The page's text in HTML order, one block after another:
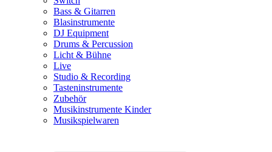
Bass & Gitarren
Blasinstrumente
DJ Equipment
Drums & Percussion
Licht & Bühne
Live
Studio & Recording
Tasteninstrumente
Zubehör
Musikinstrumente Kinder
Musikspielwaren